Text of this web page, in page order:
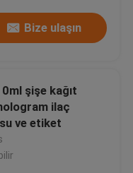
Bize ulaşın
şişe kağıt
ilaç
ve etiket